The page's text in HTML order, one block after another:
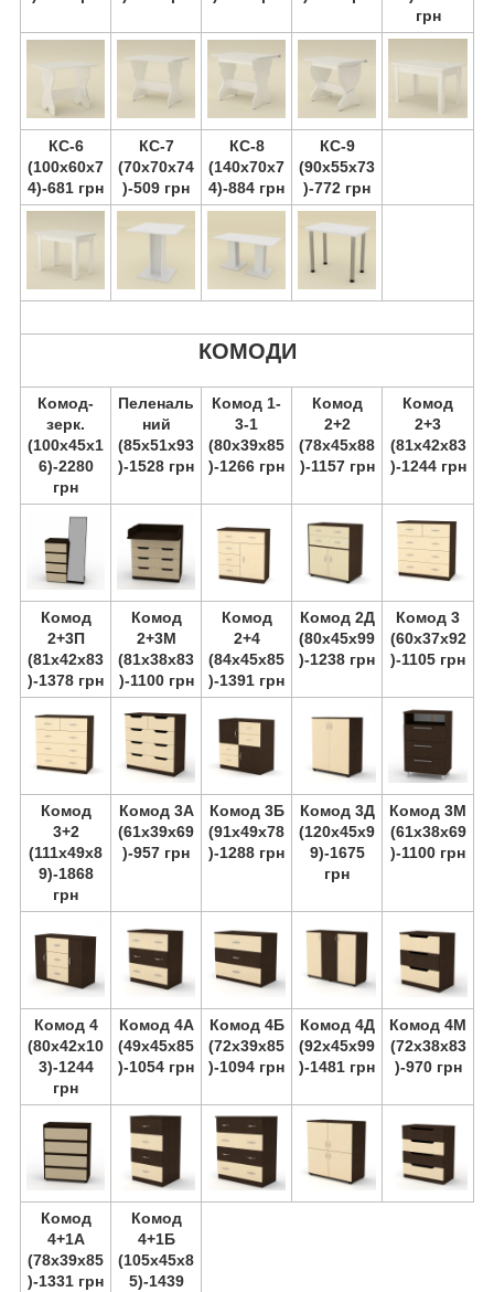
грн
КС-6
(100х60х7
4)-681 грн
КС-7
(70х70х74
)-509 грн
КС-8
(140х70х7
4)-884 грн
КС-9
(90х55х73
)-772 грн
КОМОДИ
Комод-
зерк.
(100х45х1
6)-2280
грн
Пеленаль
ний
(85х51х93
)-1528 грн
Комод 1-
3-1
(80х39х85
)-1266 грн
Комод
2+2
(78х45х88
)-1157 грн
Комод
2+3
(81х42х83
)-1244 грн
Комод
2+3П
(81х42х83
)-1378 грн
Комод
2+3М
(81х38х83
)-1100 грн
Комод
2+4
(84х45х85
)-1391 грн
Комод 2Д
(80х45х99
)-1238 грн
Комод 3
(60х37х92
)-1105 грн
Комод
3+2
(111х49х8
9)-1868
грн
Комод 3А
(61х39х69
)-957 грн
Комод 3Б
(91х49х78
)-1288 грн
Комод 3Д
(120х45х9
9)-1675
грн
Комод 3М
(61х38х69
)-1100 грн
Комод 4
(80х42х10
3)-1244
грн
Комод 4А
(49х45х85
)-1054 грн
Комод 4Б
(72х39х85
)-1094 грн
Комод 4Д
(92х45х99
)-1481 грн
Комод 4М
(72х38х83
)-970 грн
Комод
4+1А
(78х39х85
)-1331 грн
Комод
4+1Б
(105х45х8
5)-1439